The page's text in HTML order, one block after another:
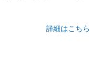
詳細はこちら